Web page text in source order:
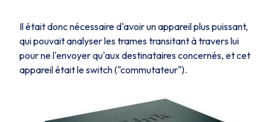
Il était donc nécessaire d'avoir un appareil plus puissant,
qui pouvait analyser les trames transitant à travers lui
pour ne l'envoyer qu'aux destinataires concernés, et cet
appareil était leswitch("commutateur").